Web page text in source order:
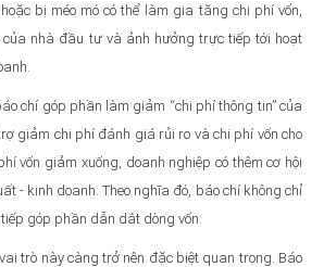
bị méo mó có thể làm gia tăng chi phí vốn,
nhà đầu tư và ảnh hưởng trực tiếp tới hoạt
chí góp phần làm giảm “chi phí thông tin” của
giảm chi phí đánh giá rủi ro và chi phí vốn cho
vốn giảm xuống, doanh nghiệp có thêm cơ hội
- kinh doanh. Theo nghĩa đó, báo chí không chỉ
góp phần dẫn dắt dòng vốn.
trò này càng trở nên đặc biệt quan trọng. Báo